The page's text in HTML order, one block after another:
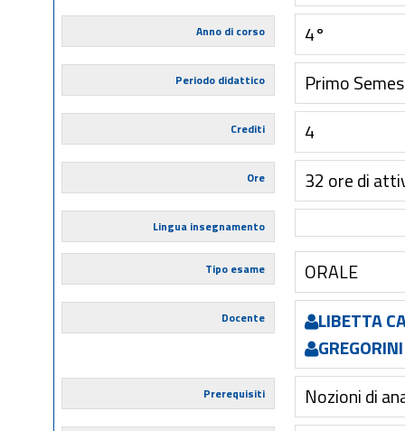
Anno di corso 4°
Periodo didattico Primo
Crediti 4
Ore 32 ore di
Lingua insegnamento
Tipo esame ORALE
Docente
LIBETTA
Prerequisiti Nozioni di